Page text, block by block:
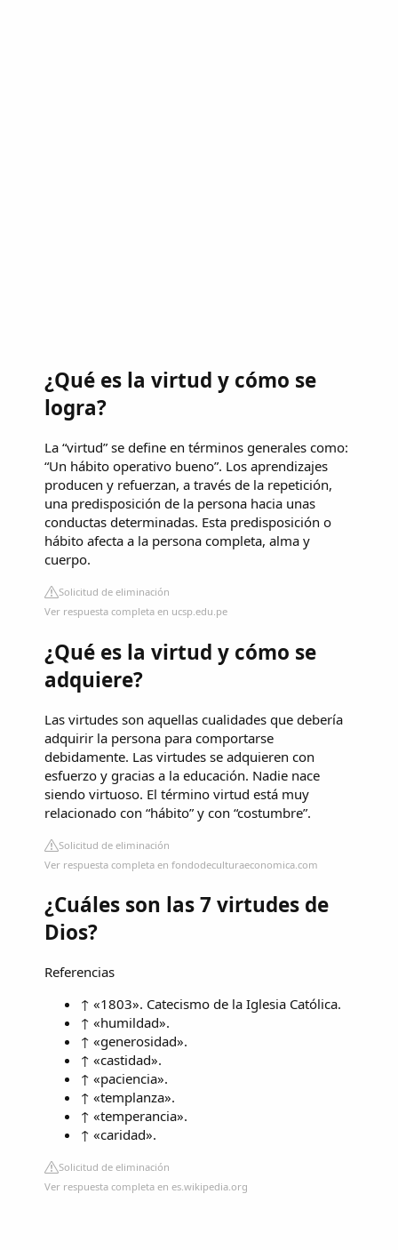
¿Qué es la virtud y cómo se
logra?
La “virtud” se define en términos generales como:
“Un hábito operativo bueno”. Los aprendizajes
producen y refuerzan, a través de la repetición,
una predisposición de la persona hacia unas
conductas determinadas. Esta predisposición o
hábito afecta a la persona completa, alma y
cuerpo.
Solicitud de eliminación
Ver respuesta completa en ucsp.edu.pe
¿Qué es la virtud y cómo se
adquiere?
Las virtudes son aquellas cualidades que debería
adquirir la persona para comportarse
debidamente. Las virtudes se adquieren con
esfuerzo y gracias a la educación. Nadie nace
siendo virtuoso. El término virtud está muy
relacionado con “hábito” y con “costumbre”.
Solicitud de eliminación
Ver respuesta completa en fondodeculturaeconomica.com
¿Cuáles son las 7 virtudes de
Dios?
Referencias
↑ «1803». Catecismo de la Iglesia Católica.
↑ «humildad».
↑ «generosidad».
↑ «castidad».
↑ «paciencia».
↑ «templanza».
↑ «temperancia».
↑ «caridad».
Solicitud de eliminación
Ver respuesta completa en es.wikipedia.org